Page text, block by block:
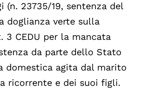
(n. 23735/19, sentenza del
doglianza verte sulla
3 CEDU per la mancata
da parte dello Stato
domestica agita dal marito
ricorrente e dei suoi figli.